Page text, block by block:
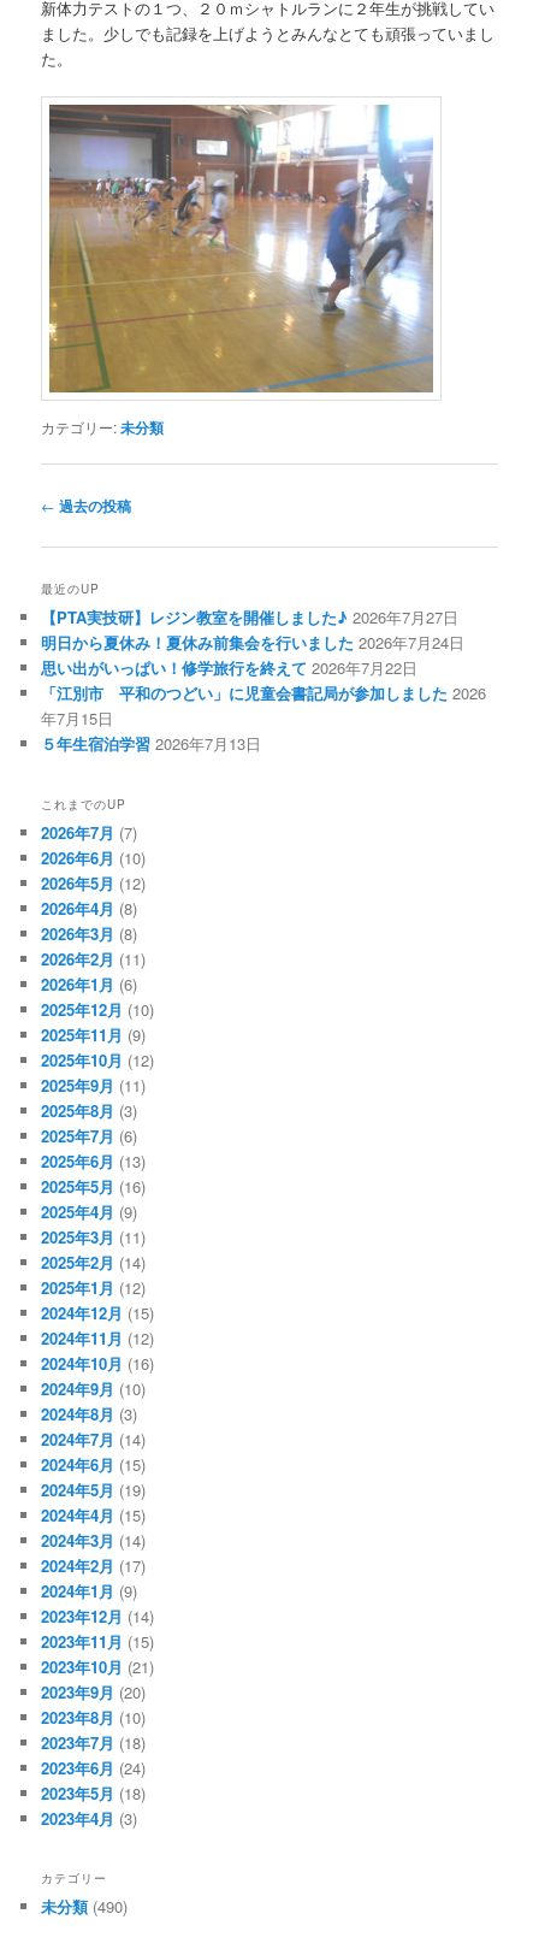
新体力テストの１つ、２０ｍシャトルランに２年生が挑戦してい
ました。少しでも記録を上げようとみんなとても頑張っていまし
た。
カテゴリー:未分類
投
ナ
ビ
ゲ
ー
シ
ョ
ン
← 過去の投稿
最近のUP
【PTA実技研】レジン教室を開催しました♪ 2026年7月27日
明日から夏休み！夏休み前集会を行いました 2026年7月24日
思い出がいっぱい！修学旅行を終えて 2026年7月22日
「江別市 平和のつどい」に児童会書記局が参加しました 2026
年7月15日
５年生宿泊学習 2026年7月13日
これまでのUP
2026年7月 (7)
2026年6月 (10)
2026年5月 (12)
2026年4月 (8)
2026年3月 (8)
2026年2月 (11)
2026年1月 (6)
2025年12月 (10)
2025年11月 (9)
2025年10月 (12)
2025年9月 (11)
2025年8月 (3)
2025年7月 (6)
2025年6月 (13)
2025年5月 (16)
2025年4月 (9)
2025年3月 (11)
2025年2月 (14)
2025年1月 (12)
2024年12月 (15)
2024年11月 (12)
2024年10月 (16)
2024年9月 (10)
2024年8月 (3)
2024年7月 (14)
2024年6月 (15)
2024年5月 (19)
2024年4月 (15)
2024年3月 (14)
2024年2月 (17)
2024年1月 (9)
2023年12月 (14)
2023年11月 (15)
2023年10月 (21)
2023年9月 (20)
2023年8月 (10)
2023年7月 (18)
2023年6月 (24)
2023年5月 (18)
2023年4月 (3)
カテゴリー
未分類(490)